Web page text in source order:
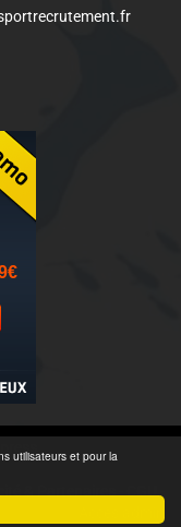
utilisateurs et pour la